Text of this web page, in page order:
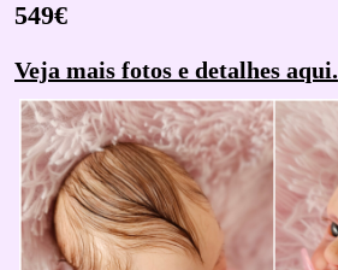
549€
Veja mais fotos e detalhes aqui.